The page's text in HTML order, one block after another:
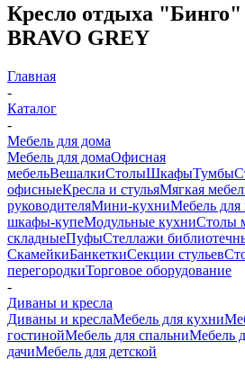
Кресло отдыха
BRAVO GREY
Главная
-
Каталог
-
Мебель для дома
Мебель для домаОфисная
мебельВешалкиСтолыШкафыТумбы
офисныеКресла и стульяМягкая
руководителяМини-кухниМебель для
шкафы-купеМодульные кухниСтолы
складныеПуфыСтеллажи
СкамейкиБанкеткиСекции стульев
перегородкиТорговое оборудование
-
Диваны и кресла
Диваны и креслаМебель для кухни
гостинойМебель для спальниМебель
дачиМебель для детской